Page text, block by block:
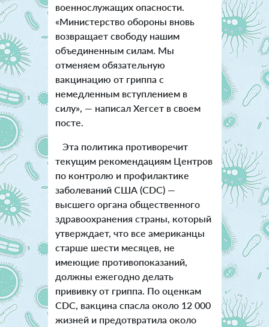
военнослужащих опасности.
«Министерство обороны вновь
возвращает свободу нашим
объединенным силам. Мы
отменяем обязательную
вакцинацию от гриппа с
немедленным вступлением в
силу», — написал Хегсет в своем
посте.
Эта политика противоречит
текущим рекомендациям Центров
по контролю и профилактике
заболеваний США (CDC) —
высшего органа общественного
здравоохранения страны, который
утверждает, что все американцы
старше шести месяцев, не
имеющие противопоказаний,
должны ежегодно делать
прививку от гриппа. По оценкам
CDC, вакцина спасла около 12 000
жизней и предотвратила около